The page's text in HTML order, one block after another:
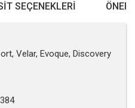
SEÇENEKLERI
Velar, Evoque, Discovery